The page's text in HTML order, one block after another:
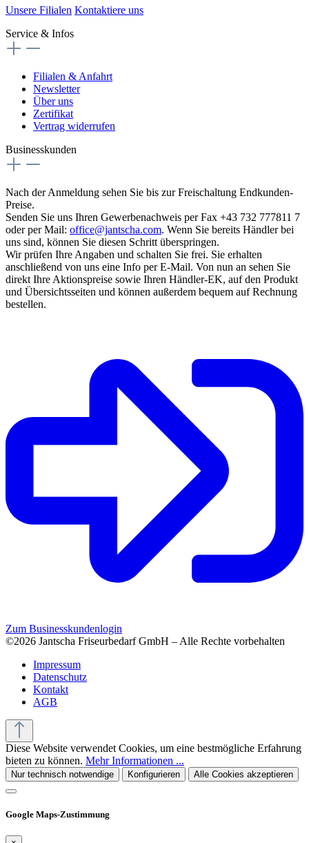
Unsere Filialen Kontaktiere uns
Service & Infos
Filialen & Anfahrt
Newsletter
Über uns
Zertifikat
Vertrag widerrufen
Businesskunden
Nach der Anmeldung sehen Sie bis zur Freischaltung Endkunden-
Preise.
Senden Sie uns Ihren Gewerbenachweis per Fax +43 732 777811 7
oder per Mail: office@jantscha.com. Wenn Sie bereits Händler bei
uns sind, können Sie diesen Schritt überspringen.
Wir prüfen Ihre Angaben und schalten Sie frei. Sie erhalten
anschließend von uns eine Info per E-Mail. Von nun an sehen Sie
direkt Ihre Aktionspreise sowie Ihren Händler-EK, auf den Produkt
und Übersichtsseiten und können außerdem bequem auf Rechnung
bestellen.
Zum Businesskundenlogin
©2026 Jantscha Friseurbedarf GmbH – Alle Rechte vorbehalten
Impressum
Datenschutz
Kontakt
AGB
Diese Website verwendet Cookies, um eine bestmögliche Erfahrung
bieten zu können. Mehr Informationen ...
Nur technisch notwendige Konfigurieren Alle Cookies akzeptieren
Google Maps-Zustimmung